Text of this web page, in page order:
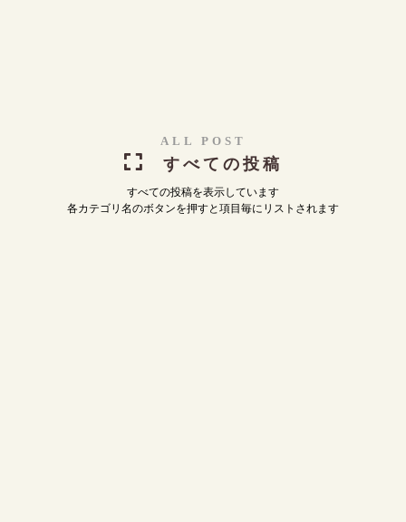
すべての投稿
ALL POST
すべての投稿を表示しています
各カテゴリ名のボタンを押すと項目毎にリストされます